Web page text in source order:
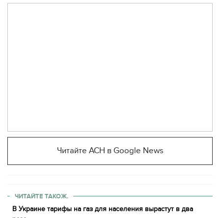
Читайте АСН в Google News
ЧИТАЙТЕ ТАКОЖ.
В Украине тарифы на газ для населения вырастут в два